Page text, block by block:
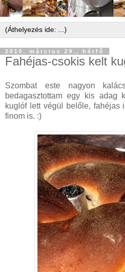
2010. március 29., hétfő
Fahéjas-csokis kelt
Szombat este nagyon
bedagasztottam egy kis adag
kuglóf lett végül belőle, fahéjas
finom is. :)